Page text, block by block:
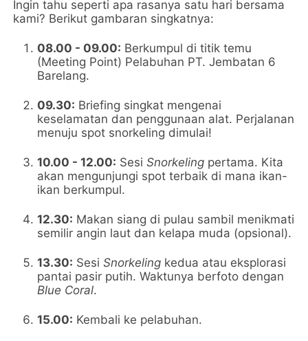
Ingin tahu seperti apa rasanya satu hari bersama
kami? Berikut gambaran singkatnya:
08.00 - 09.00: Berkumpul di titik temu
(Meeting Point) Pelabuhan PT. Jembatan 6
Barelang.
09.30: Briefing singkat mengenai
keselamatan dan penggunaan alat. Perjalanan
menuju spot snorkeling dimulai!
10.00 - 12.00: SesiSnorkeling pertama. Kita
akan mengunjungi spot terbaik di mana ikan-
ikan berkumpul.
12.30: Makan siang di pulau sambil menikmati
semilir angin laut dan kelapa muda (opsional).
13.30: SesiSnorkeling kedua atau eksplorasi
pantai pasir putih. Waktunya berfoto dengan
Blue Coral.
15.00: Kembali ke pelabuhan.